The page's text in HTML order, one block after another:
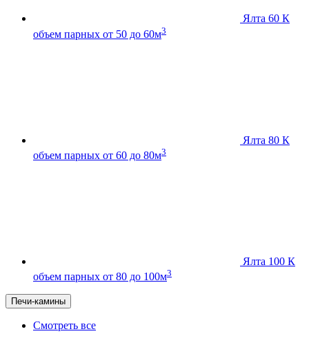
Ялта 60 К
объем парных от 50 до 60м3
Ялта 80 К
объем парных от 60 до 80м3
Ялта 100 К
объем парных от 80 до 100м3
Печи-камины
Смотреть все